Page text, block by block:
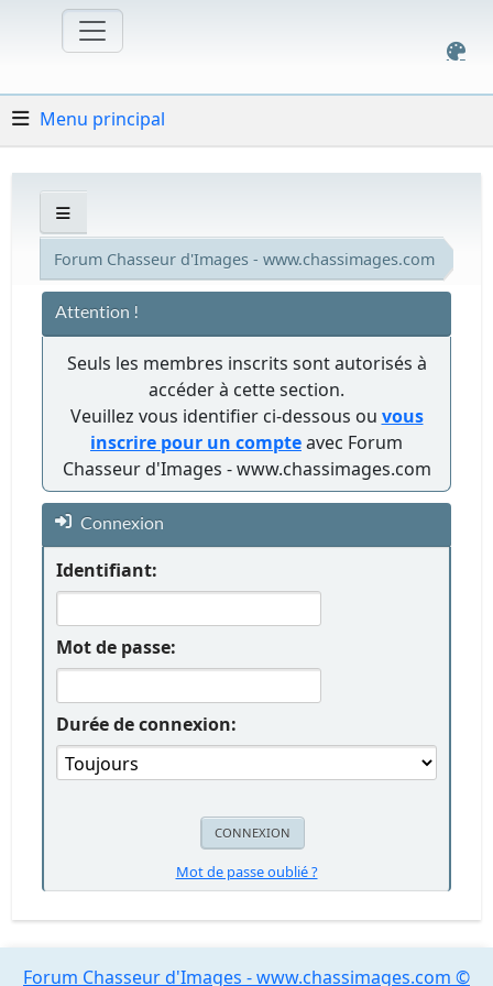
Menu principal
Forum Chasseur d'Images - www.chassimages.com
Attention !
Seuls les membres inscrits sont autorisés à
accéder à cette section.
Veuillez vous identifier ci-dessous ou vous
inscrire pour un compteavec Forum
Chasseur d'Images - www.chassimages.com
Connexion
Identifiant:
Mot de passe:
Durée de connexion:
Mot de passe oublié ?
Forum Chasseur d'Images - www.chassimages.com ©